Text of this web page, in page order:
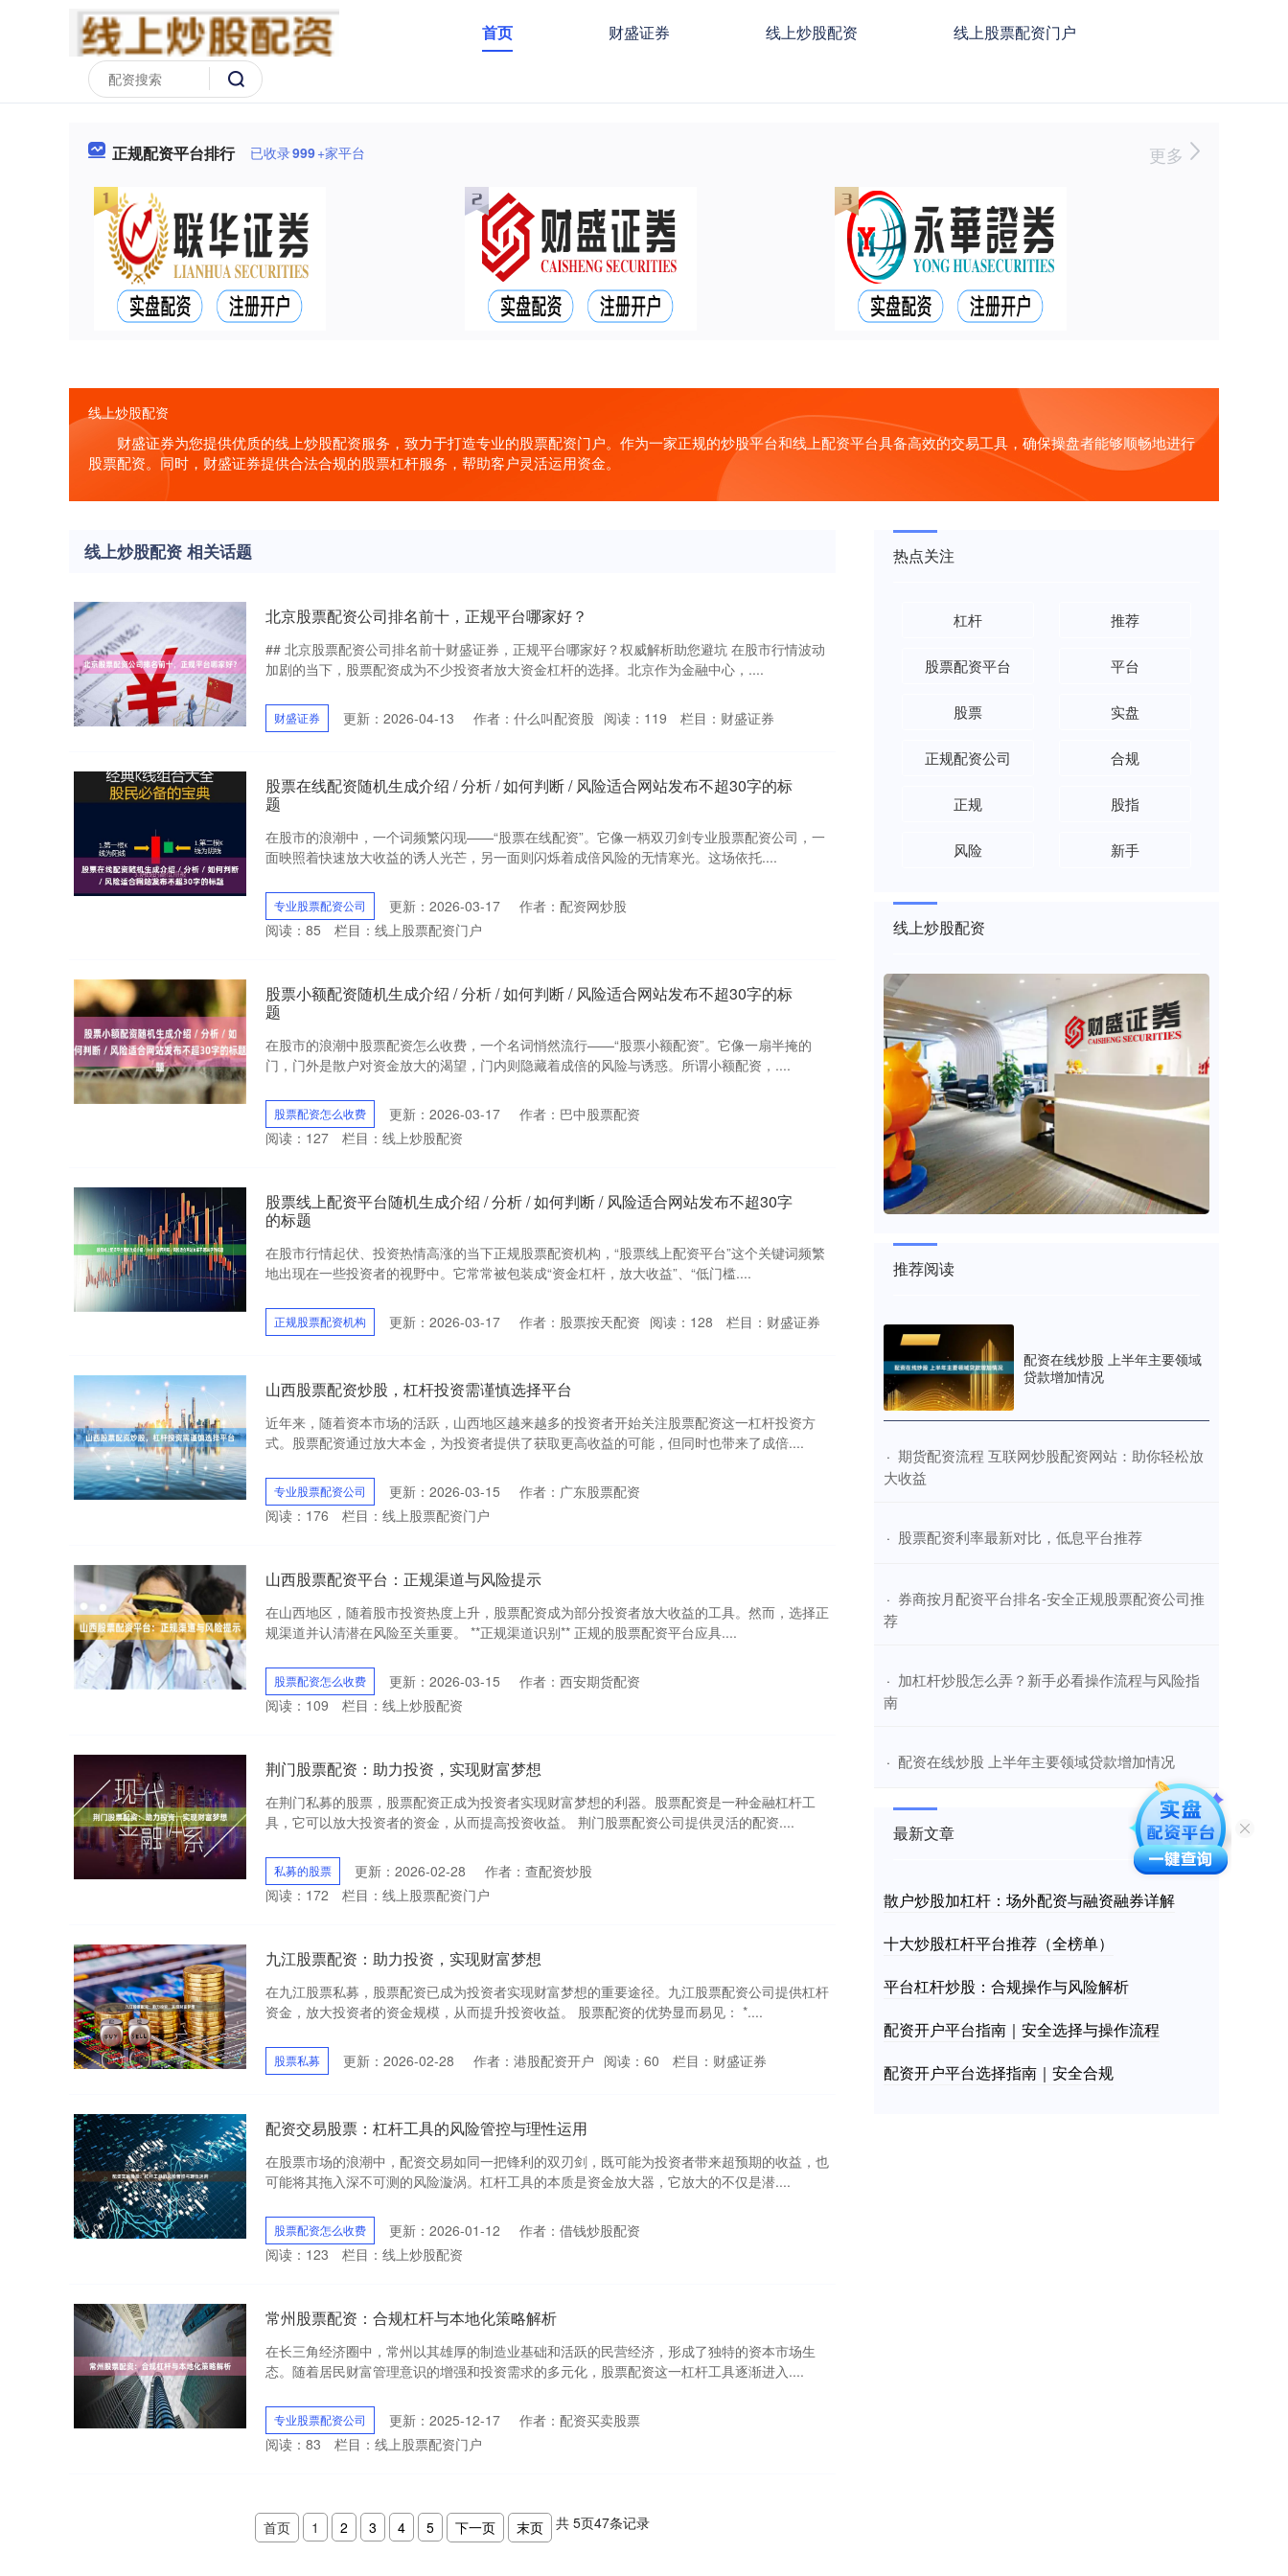
首页 财盛证券 线上炒股配资 线上股票配资门户
正规配资平台排行 已收录999+家平台 更多
线上炒股配资
财盛证券为您提供优质的线上炒股配资服务，致力于打造专业的股票配资门户。作为一家正规的炒股平台和线上配资平台具备高效的交易工具，确保操盘者能够顺畅地进行
股票配资。同时，财盛证券提供合法合规的股票杠杆服务，帮助客户灵活运用资金。
线上炒股配资 相关话题
北京股票配资公司排名前十，正规平台哪家好？
## 北京股票配资公司排名前十财盛证券，正规平台哪家好？权威解析助您避坑 在股市行情波动
加剧的当下，股票配资成为不少投资者放大资金杠杆的选择。北京作为金融中心，....
财盛证券 更新：2026-04-13 作者：什么叫配资股 阅读： 119 栏目： 财盛证券
股票在线配资随机生成介绍 / 分析 / 如何判断 / 风险适合网站发布不超30字的标
题
在股市的浪潮中，一个词频繁闪现——“股票在线配资”。它像一柄双刃剑专业股票配资公司，一
面映照着快速放大收益的诱人光芒，另一面则闪烁着成倍风险的无情寒光。这场依托....
专业股票配资公司 更新：2026-03-17
作者：配资网炒股
阅读： 85 栏目： 线上股票配资门户
股票小额配资随机生成介绍 / 分析 / 如何判断 / 风险适合网站发布不超30字的标
题
在股市的浪潮中股票配资怎么收费，一个名词悄然流行——“股票小额配资”。它像一扇半掩的
门，门外是散户对资金放大的渴望，门内则隐藏着成倍的风险与诱惑。所谓小额配资，....
股票配资怎么收费 更新：2026-03-17
作者：巴中股票配资
阅读： 127 栏目： 线上炒股配资
股票线上配资平台随机生成介绍 / 分析 / 如何判断 / 风险适合网站发布不超30字
的标题
在股市行情起伏、投资热情高涨的当下正规股票配资机构，“股票线上配资平台”这个关键词频繁
地出现在一些投资者的视野中。它常常被包装成“资金杠杆，放大收益”、“低门槛....
正规股票配资机构 更新：2026-03-17 作者：股票按天配资 阅读： 128 栏目： 财盛证券
山西股票配资炒股，杠杆投资需谨慎选择平台
近年来，随着资本市场的活跃，山西地区越来越多的投资者开始关注股票配资这一杠杆投资方
式。股票配资通过放大本金，为投资者提供了获取更高收益的可能，但同时也带来了成倍....
专业股票配资公司 更新：2026-03-15
作者：广东股票配资
阅读： 176 栏目： 线上股票配资门户
山西股票配资平台：正规渠道与风险提示
在山西地区，随着股市投资热度上升，股票配资成为部分投资者放大收益的工具。然而，选择正
规渠道并认清潜在风险至关重要。 **正规渠道识别** 正规的股票配资平台应具....
股票配资怎么收费 更新：2026-03-15
作者：西安期货配资
阅读： 109 栏目： 线上炒股配资
荆门股票配资：助力投资，实现财富梦想
在荆门私募的股票，股票配资正成为投资者实现财富梦想的利器。股票配资是一种金融杠杆工
具，它可以放大投资者的资金，从而提高投资收益。 荆门股票配资公司提供灵活的配资....
私募的股票 更新：2026-02-28
作者：查配资炒股
阅读： 172 栏目： 线上股票配资门户
九江股票配资：助力投资，实现财富梦想
在九江股票私募，股票配资已成为投资者实现财富梦想的重要途径。九江股票配资公司提供杠杆
资金，放大投资者的资金规模，从而提升投资收益。 股票配资的优势显而易见： *....
股票私募 更新：2026-02-28 作者：港股配资开户 阅读： 60 栏目： 财盛证券
配资交易股票：杠杆工具的风险管控与理性运用
在股票市场的浪潮中，配资交易如同一把锋利的双刃剑，既可能为投资者带来超预期的收益，也
可能将其拖入深不可测的风险漩涡。杠杆工具的本质是资金放大器，它放大的不仅是潜....
股票配资怎么收费 更新：2026-01-12
作者：借钱炒股配资
阅读： 123 栏目： 线上炒股配资
常州股票配资：合规杠杆与本地化策略解析
在长三角经济圈中，常州以其雄厚的制造业基础和活跃的民营经济，形成了独特的资本市场生
态。随着居民财富管理意识的增强和投资需求的多元化，股票配资这一杠杆工具逐渐进入....
专业股票配资公司 更新：2025-12-17
作者：配资买卖股票
阅读： 83 栏目： 线上股票配资门户
首页 1 2 3 4 5 下一页 末页 共 5页47条记录
热点关注
杠杆 推荐
股票配资平台 平台
股票 实盘
正规配资公司 合规
正规 股指
风险 新手
线上炒股配资
推荐阅读
配资在线炒股 上半年主要领域
贷款增加情况
· ​期货配资流程 互联网炒股配资网站：助你轻松放
大收益
· ​股票配资利率最新对比，低息平台推荐
· ​券商按月配资平台排名-安全正规股票配资公司推
荐
· ​加杠杆炒股怎么弄？新手必看操作流程与风险指
南
· ​配资在线炒股 上半年主要领域贷款增加情况
最新文章
散户炒股加杠杆：场外配资与融资融券详解
十大炒股杠杆平台推荐（全榜单）
平台杠杆炒股：合规操作与风险解析
配资开户平台指南｜安全选择与操作流程
配资开户平台选择指南｜安全合规